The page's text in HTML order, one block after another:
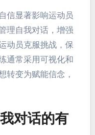
个性化的
核心信念和价值观
他们应专注于强化
视化技巧可以增强
根据需要调整策